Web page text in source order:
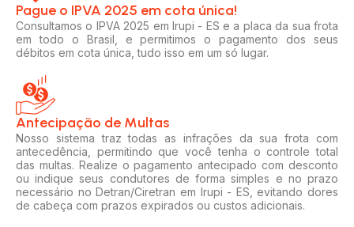
Pague o IPVA 2025 em cota única!​
Consultamos o IPVA 2025 em Irupi - ES e a placa da sua frota
em todo o Brasil, e permitimos o pagamento dos seus
débitos em cota única, tudo isso em um só lugar.
Antecipação de Multas
Nosso sistema traz todas as infrações da sua frota com
antecedência, permitindo que você tenha o controle total
das multas. Realize o pagamento antecipado com desconto
ou indique seus condutores de forma simples e no prazo
necessário no Detran/Ciretran em Irupi - ES, evitando dores
de cabeça com prazos expirados ou custos adicionais.